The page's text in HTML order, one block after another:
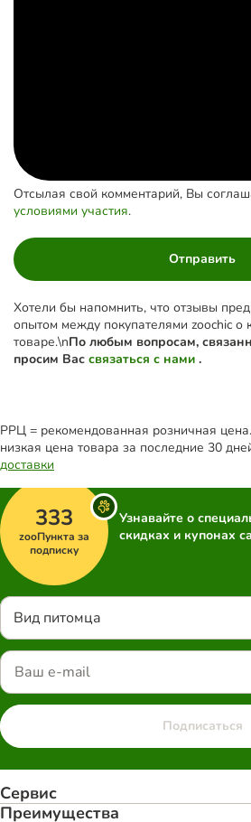
Отсылая свой комментарий, Вы
условиями участия.
Отправить
Хотели бы напомнить, что отзывы
опытом между покупателями zoochic о
товаре.\nПо любым вопросам,
просим Вас связаться с нами .
РРЦ = рекомендованная розничная
низкая цена товара за последние 30
доставки
333
zooПункта за
подписку
Узнавайте о
скидках и купонах
Вид питомца
Подписаться
Сервис
Преимуществa